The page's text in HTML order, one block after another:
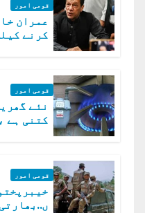
قومی امور
عمران
کرنے
قومی امور
نئے
کتنی ہے
قومی امور